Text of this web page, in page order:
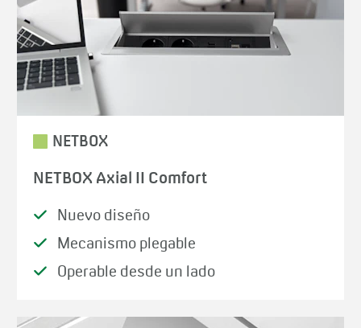
NETBOX
NETBOX Axial II Comfort
Nuevo diseño
Mecanismo plegable
Operable desde un lado